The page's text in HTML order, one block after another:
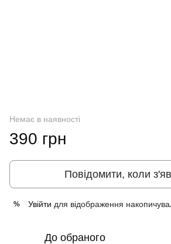
Немає в наявності
390 грн
Повідомити, коли
% Увійти для відображення
До обраного